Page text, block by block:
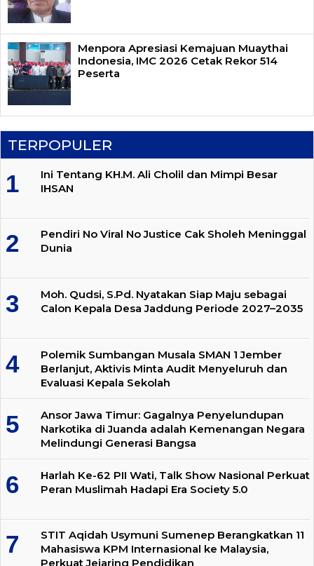
Menpora Apresiasi Kemajuan Muaythai
Indonesia, IMC 2026 Cetak Rekor 514
Peserta
TERPOPULER
Ini Tentang KH.M. Ali Cholil dan Mimpi Besar
IHSAN
Pendiri No Viral No Justice Cak Sholeh Meninggal
Dunia
Moh. Qudsi, S.Pd. Nyatakan Siap Maju sebagai
Calon Kepala Desa Jaddung Periode 2027–2035
Polemik Sumbangan Musala SMAN 1 Jember
Berlanjut, Aktivis Minta Audit Menyeluruh dan
Evaluasi Kepala Sekolah
Ansor Jawa Timur: Gagalnya Penyelundupan
Narkotika di Juanda adalah Kemenangan Negara
Melindungi Generasi Bangsa
Harlah Ke-62 PII Wati, Talk Show Nasional Perkuat
Peran Muslimah Hadapi Era Society 5.0
STIT Aqidah Usymuni Sumenep Berangkatkan 11
Mahasiswa KPM Internasional ke Malaysia,
Perkuat Jejaring Pendidikan